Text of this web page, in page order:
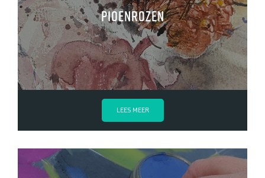
Pioenrozen
LEES MEER